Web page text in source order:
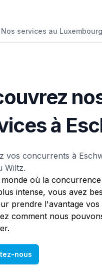
Nos services au Luxembourg
à
vos concurrents à
Wiltz.
où la
intense, vous avez
prendre l'avantage
comment nous
nous